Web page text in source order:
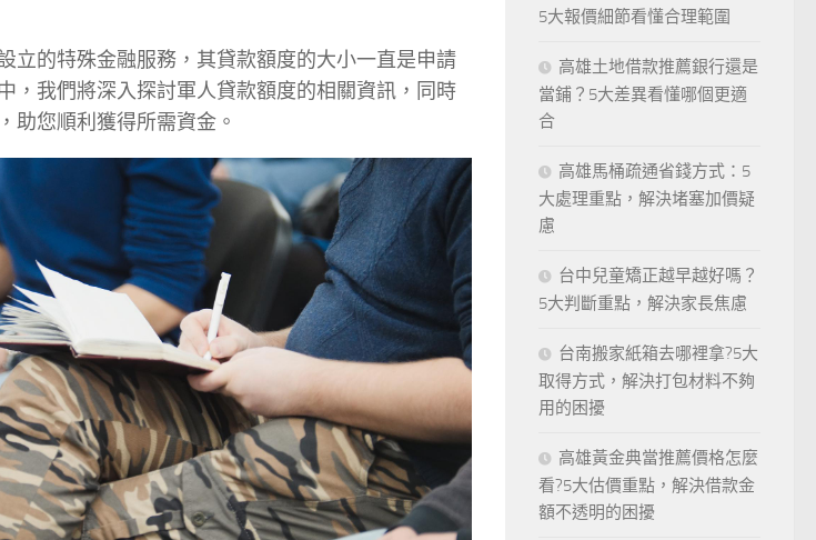
立的特殊金融服務，其貸款額度的大小一直是申請
，我們將深入探討軍人貸款額度的相關資訊，同時
助您順利獲得所需資金。
5大報價細節看懂合理範圍
高雄土地借款推薦銀行還是
當鋪？5大差異看懂哪個更適
合
高雄馬桶疏通省錢方式：5
大處理重點，解決堵塞加價疑
慮
台中兒童矯正越早越好嗎？
5大判斷重點，解決家長焦慮
台南搬家紙箱去哪裡拿?5大
取得方式，解決打包材料不夠
用的困擾
高雄黃金典當推薦價格怎麼
看?5大估價重點，解決借款金
額不透明的困擾